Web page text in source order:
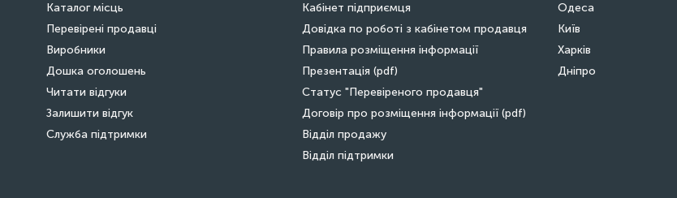
Каталог місць
Перевірені продавці
Виробники
Дошка оголошень
Читати відгуки
Залишити відгук
Служба підтримки
Кабінет підприємця
Довідка по роботі з кабінетом продавця
Правила розміщення інформації
Презентація (pdf)
Статус "Перевіреного продавця"
Договір про розміщення інформації (pdf)
Відділ продажу
Відділ підтримки
Одеса
Київ
Харків
Дніпро